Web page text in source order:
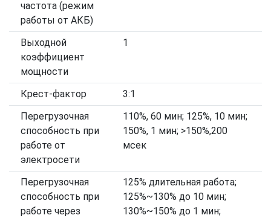
частота (режим
работы от АКБ)
Выходной
коэффициент
мощности
1
Крест-фактор
3:1
Перегрузочная
способность при
работе от
электросети
110%, 60 мин; 125%, 10 мин;
150%, 1 мин; >150%,200
мсек
Перегрузочная
способность при
работе через
125% длительная работа;
125%~130% до 10 мин;
130%~150% до 1 мин;